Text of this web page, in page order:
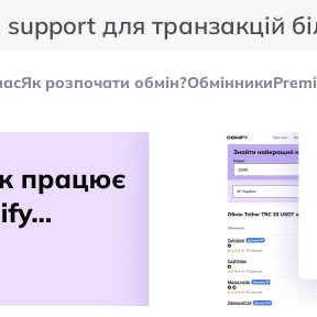
для транзакцій
Як розпочати обмін?Обмінники